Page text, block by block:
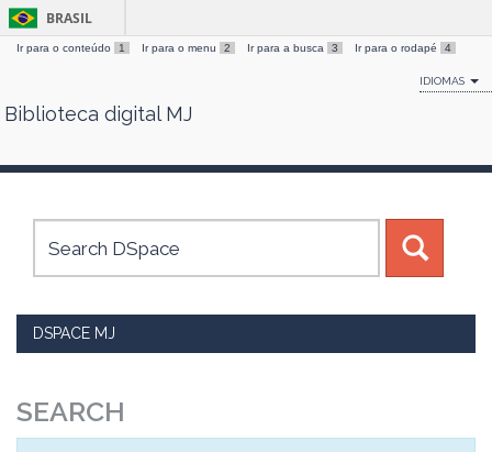
Skip
BRASIL
Ir para o conteúdo 1 Ir para o menu 2 Ir para a busca 3 Ir para o rodapé 4
IDIOMAS
Biblioteca digital MJ
DSPACE MJ
SEARCH